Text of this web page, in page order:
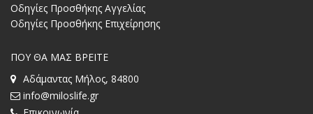
Οδηγίες Προσθήκης Αγγελίας
Οδηγίες Προσθήκης Επιχείρησης
ΠΟΥ ΘΑ ΜΑΣ ΒΡΕΙΤΕ
Αδάμαντας Μήλος, 84800
info@miloslife.gr